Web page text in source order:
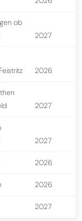
ob
2027
2026
2027
2027
2026
2026
2027